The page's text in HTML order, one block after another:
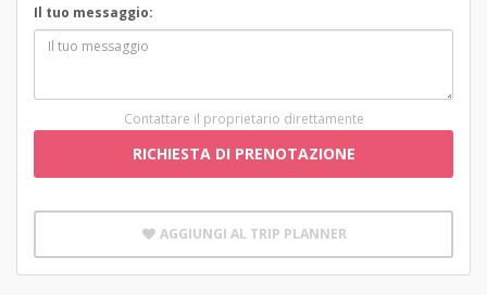
Il tuo messaggio:
Contattare il proprietario direttamente
RICHIESTA DI PRENOTAZIONE
AGGIUNGI AL TRIP PLANNER